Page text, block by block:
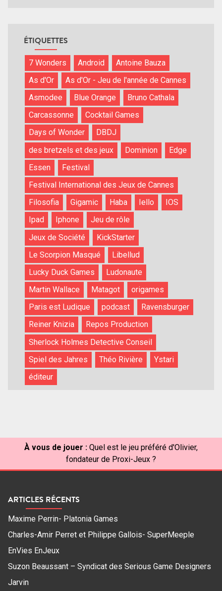
ÉTIQUETTES
7 Wonders Android
Antoine Bauza
As d'Or
As d'Or - Jeu de l'année de Cannes
Asmodee
Blue Orange
Bruno Cathala
Carcassonne
Cocktail Games
Days of Wonder
DBDJ
des bretzels et des jeux
Dominion
Edge
Essen
Festival
Festival International des Jeux de Cannes
Filosofia
Gigamic Haba Iello
IOS
Ipad
Iphone
Jeu de rôle
Jeux de Société
KickStarter
Le Scorpion Masqué
Libellud
Lucky Duck Games
Ludonaute
Martin Wallace
Matagot
origames
Paris est Ludique
podcast
Ravensburger
Reiner Knizia
Repos Production
Sherlock Holmes Detective Conseil
Spiel des Jahres
Théo Rivière
Ystari
éditeur
À vous de jouer : Quel est le jeu préféré d'Olivier,
fondateur de Proxi-Jeux ?
ARTICLES RÉCENTS
Maxime Perrin- Platonia Games
Charles-Amir Perret et Philippe Gallois- SuperMeeple
EnVies EnJeux
Suzon Beaussant – Syndicat des Serious Game Designers
Jarvin